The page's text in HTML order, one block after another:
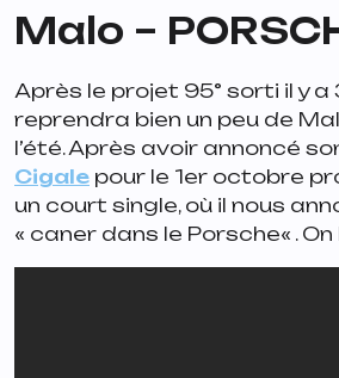
Malo –
Après le projet 95° sorti il y a
reprendra bien un peu de
l’été. Après avoir annoncé
Cigale pour le 1er octobre
un court single, où il nous
« caner dans le Porsche« .